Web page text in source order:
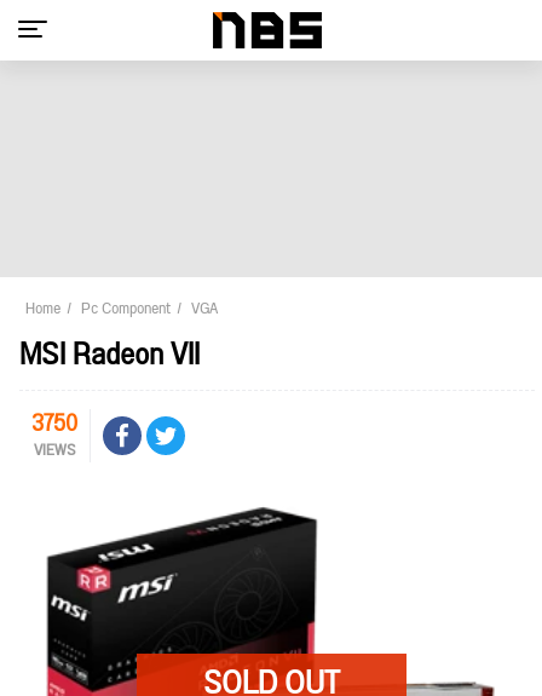
Home Pc Component VGA
MSI Radeon VII
3750
VIEWS